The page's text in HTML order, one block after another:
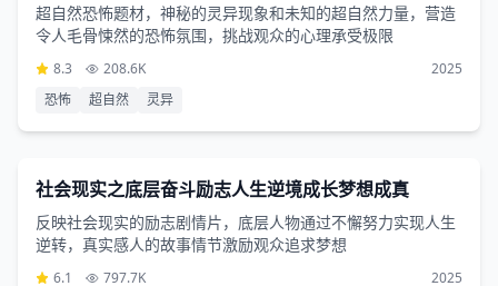
超自然恐怖题材，神秘的灵异现象和未知的超自然力量，营造
令人毛骨悚然的恐怖氛围，挑战观众的心理承受极限
8.3 208.6K
2025
恐怖
超自然 灵异
2小时46分钟
剧情片
社会现实之底层奋斗励志人生逆境成长梦想成真
反映社会现实的励志剧情片，底层人物通过不懈努力实现人生
逆转，真实感人的故事情节激励观众追求梦想
6.1 797.7K
2025